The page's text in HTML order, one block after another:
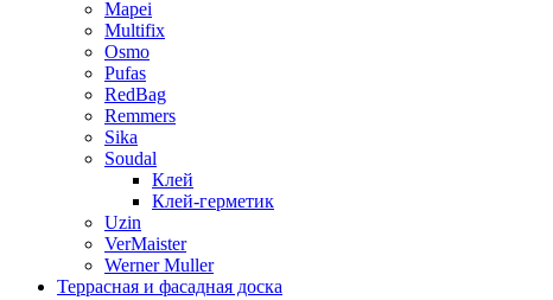
Mapei
Multifix
Osmo
Pufas
RedBag
Remmers
Sika
Soudal
Клей
Клей-герметик
Uzin
VerMaister
Werner Muller
Террасная и фасадная доска